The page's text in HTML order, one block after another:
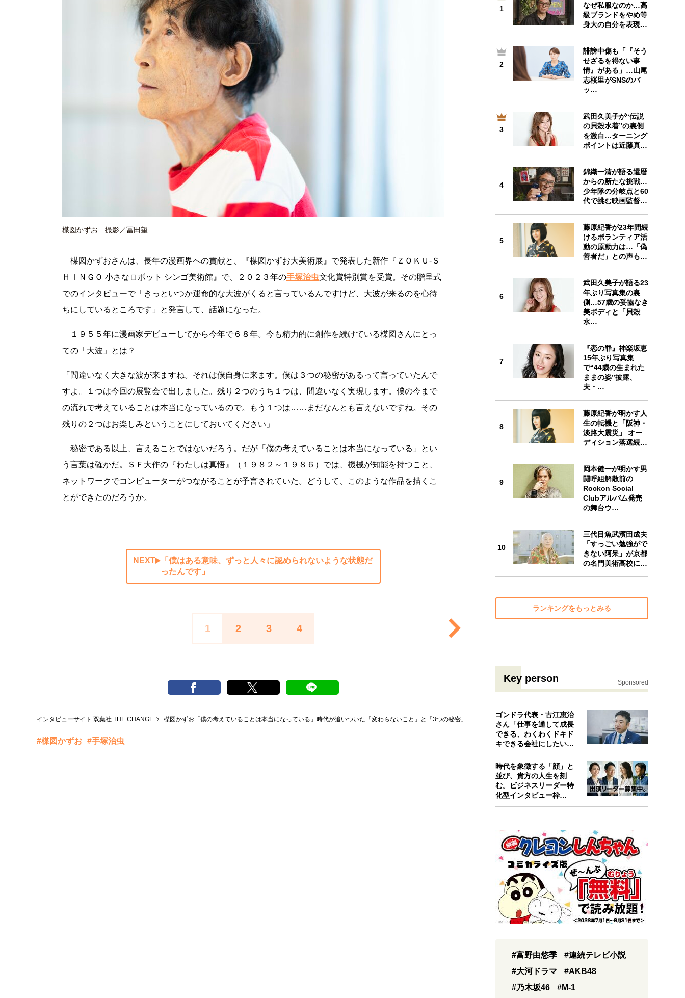
楳図かずお 撮影／冨田望
楳図かずおさんは、長年の漫画界への貢献と、『楳図かずお大美術展』で発表した新作『ＺＯＫＵ-Ｓ
ＨＩＮＧＯ 小さなロボット シンゴ美術館』で、２０２３年の手塚治虫文化賞特別賞を受賞。その贈呈式
でのインタビューで「きっといつか運命的な大波がくると言っているんですけど、大波が来るのを心待
ちにしているところです」と発言して、話題になった。
１９５５年に漫画家デビューしてから今年で６８年。今も精力的に創作を続けている楳図さんにとっ
ての「大波」とは？
「間違いなく大きな波が来ますね。それは僕自身に来ます。僕は３つの秘密があるって言っていたんで
すよ。１つは今回の展覧会で出しました。残り２つのうち１つは、間違いなく実現します。僕の今まで
の流れで考えていることは本当になっているので。もう１つは……まだなんとも言えないですね。その
残りの２つはお楽しみということにしておいてください」
秘密である以上、言えることではないだろう。だが「僕の考えていることは本当になっている」とい
う言葉は確かだ。ＳＦ大作の『わたしは真悟』（１９８２～１９８６）では、機械が知能を持つこと、
ネットワークでコンピューターがつながることが予言されていた。どうして、このような作品を描くこ
とができたのだろうか。
NEXT
「僕はある意味、ずっと人々に認められないような状態だ
ったんです」
1 2 3 4
インタビューサイト 双葉社 THE CHANGE 楳図かずお「僕の考えていることは本当になっている」時代が追いついた「変わらないこと」と「3つの秘密」
#楳図かずお #手塚治虫
1
なぜ私服なのか…高
級ブランドをやめ等
身大の自分を表現…
2
誹謗中傷も「『そう
せざるを得ない事
情』がある」…山尾
志桜里がSNSのバ
ッ…
3
武田久美子が“伝説
の貝殻水着”の裏側
を激白…ターニング
ポイントは近藤真…
4
錦織一清が語る還暦
からの新たな挑戦…
少年隊の分岐点と60
代で挑む映画監督…
5
藤原紀香が23年間続
けるボランティア活
動の原動力は…「偽
善者だ」との声も…
6
武田久美子が語る23
年ぶり写真集の裏
側…57歳の妥協なき
美ボディと「貝殻
水…
7
『恋の罪』神楽坂恵
15年ぶり写真集
で“44歳の生まれた
ままの姿”披露、
夫・…
8
藤原紀香が明かす人
生の転機と「阪神・
淡路大震災」 オー
ディション落選続…
9
岡本健一が明かす男
闘呼組解散前の
Rockon Social
Clubアルバム発売
の舞台ウ…
10
三代目魚武濱田成夫
「すっごい勉強がで
きない阿呆」が京都
の名門美術高校に…
ランキングをもっとみる
Key person Sponsored
ゴンドラ代表・古江恵治
さん「仕事を通して成長
できる、わくわくドキド
キできる会社にしたいと
考えたんで…
時代を象徴する「顔」と
並び、貴方の人生を刻
む。ビジネスリーダー特
化型インタビュー枠
『Key person』始…
#富野由悠季
#連続テレビ小説
#大河ドラマ
#AKB48
#乃木坂46
#M-1